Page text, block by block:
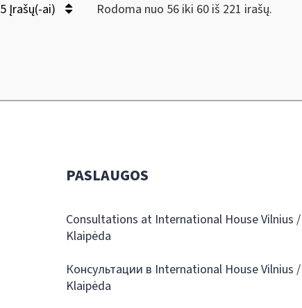
5 Įrašų(-ai) Rodoma nuo 56 iki 60 iš 221 irašų.
PASLAUGOS
Consultations at International House Vilnius /
Klaipėda
Консультации в International House Vilnius /
Klaipėda